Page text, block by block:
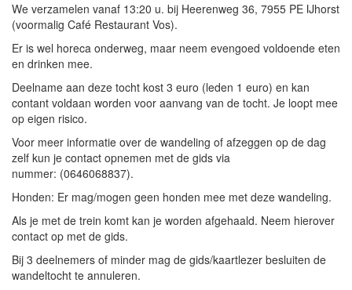
We verzamelen vanaf 13:20 u. bij Heerenweg 36, 7955 PE IJhorst
(voormalig Café Restaurant Vos).
Er is wel horeca onderweg, maar neem evengoed voldoende eten
en drinken mee.
Deelname aan deze tocht kost 3 euro (leden 1 euro) en kan
contant voldaan worden voor aanvang van de tocht. Je loopt mee
op eigen risico.
Voor meer informatie over de wandeling of afzeggen op de dag
zelf kun je contact opnemen met de gids via
nummer: (0646068837).
Honden: Er mag/mogen geen honden mee met deze wandeling.
Als je met de trein komt kan je worden afgehaald. Neem hierover
contact op met de gids.
Bij 3 deelnemers of minder mag de gids/kaartlezer besluiten de
wandeltocht te annuleren.